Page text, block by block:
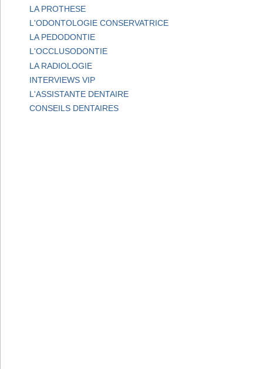
LA PROTHESE
L'ODONTOLOGIE CONSERVATRICE
LA PEDODONTIE
L'OCCLUSODONTIE
LA RADIOLOGIE
INTERVIEWS VIP
L'ASSISTANTE DENTAIRE
CONSEILS DENTAIRES